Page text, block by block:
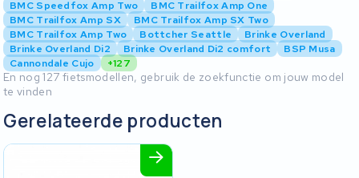
BMC Speedfox Amp Two
BMC Trailfox Amp One
BMC Trailfox Amp SX
BMC Trailfox Amp SX Two
BMC Trailfox Amp Two
Bottcher Seattle
Brinke Overland
Brinke Overland Di2
Brinke Overland Di2 comfort
BSP Musa
Cannondale Cujo
+127
En nog 127 fietsmodellen, gebruik de zoekfunctie om jouw model
te vinden
Gerelateerde producten